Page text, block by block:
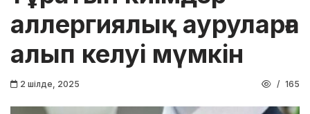
аллергиялық ауруларға
алып келуі мүмкін
2 шілде, 2025 165